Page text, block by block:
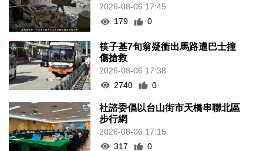
2026-08-06 17:45
179
0
筷子基7旬翁疑衝出馬路遭巴士撞
傷搶救
2026-08-06 17:38
2740
0
社諮委倡以台山街市天橋串聯北區
步行網
2026-08-06 17:15
317
0